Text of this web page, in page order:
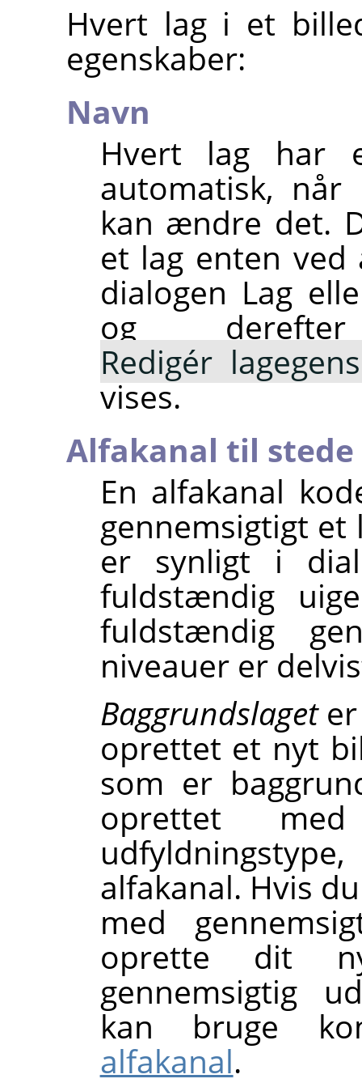
Hvert lag i et
egenskaber:
Navn
Hvert lag har
automatisk,
kan ændre det.
et lag enten
dialogen Lag
og
Redigér
vises.
Alfakanal til
En alfakanal
gennemsigtigt et
er synligt i
fuldstændig
fuldstændig
niveauer er
Baggrundslageter
oprettet et nyt
som er
oprettet
alfakanal. Hvis
med
oprette dit
gennemsigtig
kan bruge
alfakanal.